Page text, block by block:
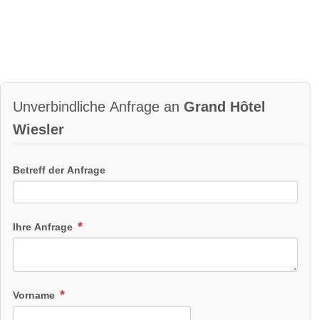
Unverbindliche Anfrage an Grand Hôtel
Wiesler
Betreff der Anfrage
Ihre Anfrage
Vorname